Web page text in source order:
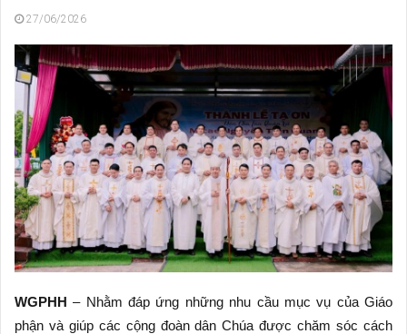
27/06/2026
WGPHH – Nhằm đáp ứng những nhu cầu mục vụ của Giáo
phận và giúp các cộng đoàn dân Chúa được chăm sóc cách